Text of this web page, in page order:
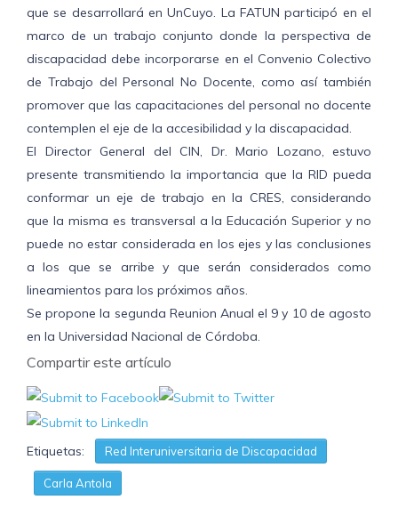
que se desarrollará en UnCuyo. La FATUN participó en el
marco de un trabajo conjunto donde la perspectiva de
discapacidad debe incorporarse en el Convenio Colectivo
de Trabajo del Personal No Docente, como así también
promover que las capacitaciones del personal no docente
contemplen el eje de la accesibilidad y la discapacidad.
El Director General del CIN, Dr. Mario Lozano, estuvo
presente transmitiendo la importancia que la RID pueda
conformar un eje de trabajo en la CRES, considerando
que la misma es transversal a la Educación Superior y no
puede no estar considerada en los ejes y las conclusiones
a los que se arribe y que serán considerados como
lineamientos para los próximos años.
Se propone la segunda Reunion Anual el 9 y 10 de agosto
en la Universidad Nacional de Córdoba.
Compartir este artículo
Etiquetas: Red Interuniversitaria de Discapacidad
Carla Antola